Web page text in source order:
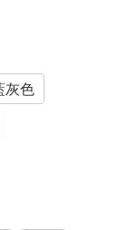
灰色